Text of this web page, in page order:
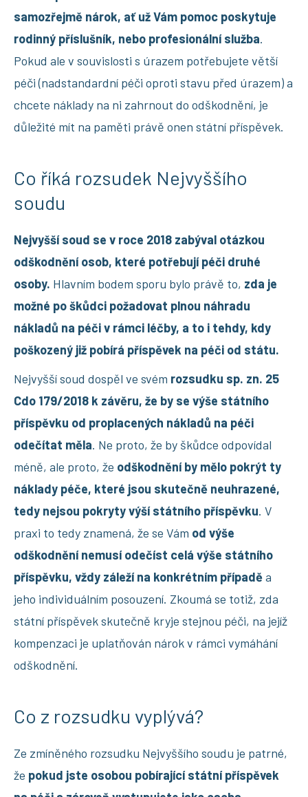
samozřejmě nárok, ať už Vám pomoc poskytuje
rodinný příslušník, nebo profesionální služba.
Pokud ale v souvislosti s úrazem potřebujete větší
péči (nadstandardní péči oproti stavu před úrazem) a
chcete náklady na ni zahrnout do odškodnění, je
důležité mít na paměti právě onen státní příspěvek.
Co říká rozsudek Nejvyššího
soudu
Nejvyšší soud se v roce 2018 zabýval otázkou
odškodnění osob, které potřebují péči druhé
osoby. Hlavním bodem sporu bylo právě to, zda je
možné po škůdci požadovat plnou náhradu
nákladů na péči v rámci léčby, a to i tehdy, kdy
poškozený již pobírá příspěvek na péči od státu.
Nejvyšší soud dospěl ve svém rozsudku sp. zn. 25
Cdo 179/2018 k závěru, že by se výše státního
příspěvku od proplacených nákladů na péči
odečítat měla. Ne proto, že by škůdce odpovídal
méně, ale proto, že odškodnění by mělo pokrýt ty
náklady péče, které jsou skutečně neuhrazené,
tedy nejsou pokryty výší státního příspěvku. V
praxi to tedy znamená, že se Vám od výše
odškodnění nemusí odečíst celá výše státního
příspěvku, vždy záleží na konkrétním případěa
jeho individuálním posouzení. Zkoumá se totiž, zda
státní příspěvek skutečně kryje stejnou péči, na jejíž
kompenzaci je uplatňován nárok v rámci vymáhání
odškodnění.
Co z rozsudku vyplývá?
Ze zmíněného rozsudku Nejvyššího soudu je patrné,
že pokud jste osobou pobírající státní příspěvek